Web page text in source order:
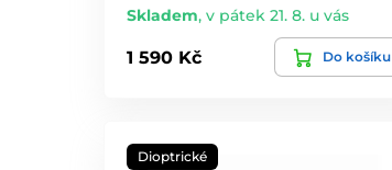
Skladem, v pátek 21. 8. u vás
1 590 Kč Do košíku
Dioptrické